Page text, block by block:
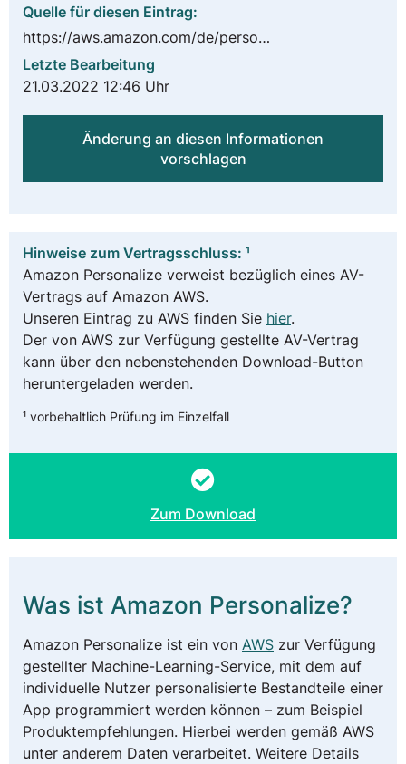
Quelle für diesen Eintrag:
https://aws.amazon.com/de/personalize/
Letzte Bearbeitung
21.03.2022 12:46 Uhr
Änderung an diesen Informationen
vorschlagen
Hinweise zum Vertragsschluss: ¹
Amazon Personalize verweist bezüglich eines AV-
Vertrags auf Amazon AWS.
Unseren Eintrag zu AWS finden Sie hier.
Der von AWS zur Verfügung gestellte AV-Vertrag
kann über den nebenstehenden Download-Button
heruntergeladen werden.
¹ vorbehaltlich Prüfung im Einzelfall
Zum Download
Was ist Amazon Personalize?
Amazon Personalize ist ein von AWS zur Verfügung
gestellter Machine-Learning-Service, mit dem auf
individuelle Nutzer personalisierte Bestandteile einer
App programmiert werden können – zum Beispiel
Produktempfehlungen. Hierbei werden gemäß AWS
unter anderem Daten verarbeitet. Weitere Details